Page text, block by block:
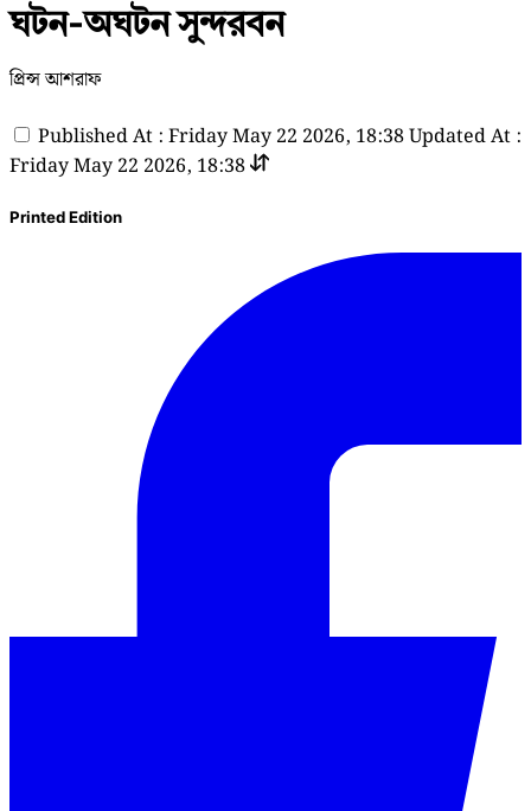
ঘটন-অঘটন সুন্দরবন
প্রিন্স আশরাফ
Published At : Friday May 22 2026, 18:38Updated At :
Friday May 22 2026, 18:38
Printed Edition